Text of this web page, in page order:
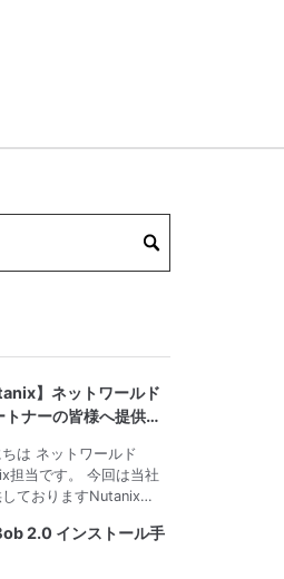
】ネットワールド
トナーの皆様へ提供す
は ネットワールド
担当です。 今回は当社
しておりますNutanix…
2.0 インストール手